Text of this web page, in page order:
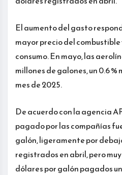
El aumento del gasto
mayor precio del combustible
consumo. En mayo, las
millones de galones, un 0.6 %
mes de 2025.
De acuerdo con la agencia
pagado por las compañías
galón, ligeramente por
registrados en abril, pero muy
dólares por galón pagados